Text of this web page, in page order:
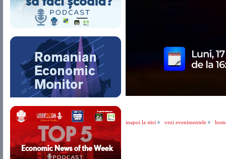
inapoi la stiri vezi evenimentele